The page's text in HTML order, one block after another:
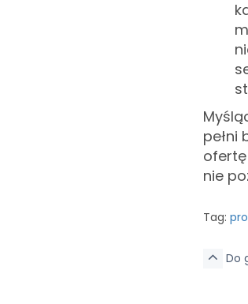
pełni
ofertę
nie
Tag:
Do